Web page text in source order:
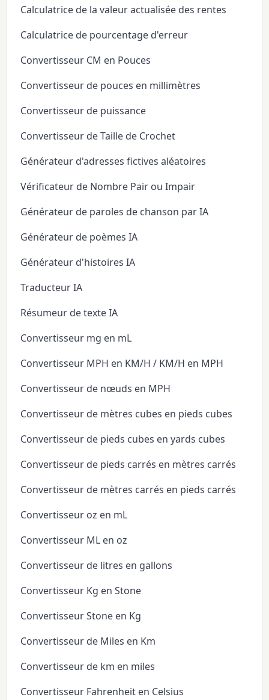
Calculatrice de la valeur actualisée des rentes
Calculatrice de pourcentage d'erreur
Convertisseur CM en Pouces
Convertisseur de pouces en millimètres
Convertisseur de puissance
Convertisseur de Taille de Crochet
Générateur d'adresses fictives aléatoires
Vérificateur de Nombre Pair ou Impair
Générateur de paroles de chanson par IA
Générateur de poèmes IA
Générateur d'histoires IA
Traducteur IA
Résumeur de texte IA
Convertisseur mg en mL
Convertisseur MPH en KM/H / KM/H en MPH
Convertisseur de nœuds en MPH
Convertisseur de mètres cubes en pieds cubes
Convertisseur de pieds cubes en yards cubes
Convertisseur de pieds carrés en mètres carrés
Convertisseur de mètres carrés en pieds carrés
Convertisseur oz en mL
Convertisseur ML en oz
Convertisseur de litres en gallons
Convertisseur Kg en Stone
Convertisseur Stone en Kg
Convertisseur de Miles en Km
Convertisseur de km en miles
Convertisseur Fahrenheit en Celsius